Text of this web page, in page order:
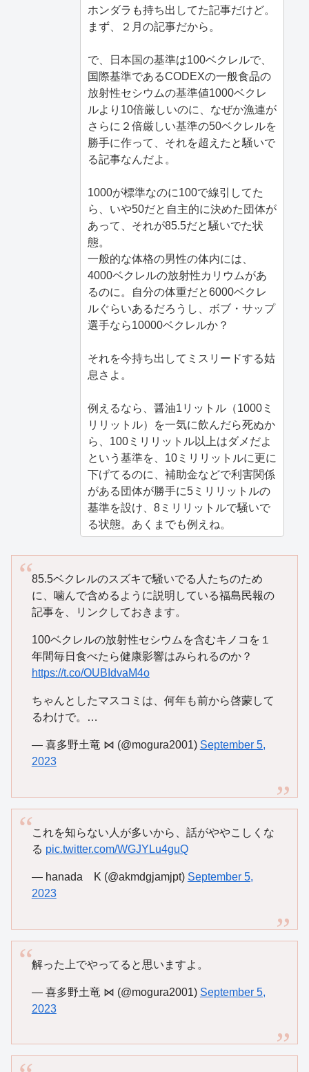
ホンダラも持ち出してた記事だけど。
まず、２月の記事だから。
で、日本国の基準は100ベクレルで、
国際基準であるCODEXの一般食品の
放射性セシウムの基準値1000ベクレ
ルより10倍厳しいのに、なぜか漁連が
さらに２倍厳しい基準の50ベクレルを
勝手に作って、それを超えたと騒いで
る記事なんだよ。
1000が標準なのに100で線引してた
ら、いや50だと自主的に決めた団体が
あって、それが85.5だと騒いでた状
態。
一般的な体格の男性の体内には、
4000ベクレルの放射性カリウムがあ
るのに。自分の体重だと6000ベクレ
ルぐらいあるだろうし、ボブ・サップ
選手なら10000ベクレルか？
それを今持ち出してミスリードする姑
息さよ。
例えるなら、醤油1リットル（1000ミ
リリットル）を一気に飲んだら死ぬか
ら、100ミリリットル以上はダメだよ
という基準を、10ミリリットルに更に
下げてるのに、補助金などで利害関係
がある団体が勝手に5ミリリットルの
基準を設け、8ミリリットルで騒いで
る状態。あくまでも例えね。
85.5ベクレルのスズキで騒いでる人たちのため
に、噛んで含めるように説明している福島民報の
記事を、リンクしておきます。
100ベクレルの放射性セシウムを含むキノコを１
年間毎日食べたら健康影響はみられるのか？
https://t.co/OUBIdvaM4o
ちゃんとしたマスコミは、何年も前から啓蒙して
るわけで。…
— 喜多野土竜 ⋈ (@mogura2001) September 5,
2023
これを知らない人が多いから、話がややこしくな
る pic.twitter.com/WGJYLu4guQ
— hanada K (@akmdgjamjpt) September 5,
2023
解った上でやってると思いますよ。
— 喜多野土竜 ⋈ (@mogura2001) September 5,
2023